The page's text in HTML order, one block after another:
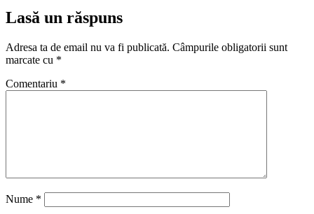
Lasă un răspuns
Adresa ta de email nu va fi publicată. Câmpurile obligatorii sunt
marcate cu *
Comentariu *
Nume *